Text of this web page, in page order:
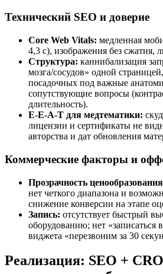
Технический SEO и доверие
Core Web Vitals: медленная
4,3 c), изображения без сжатия,
Структура: каннибализация
мозга/сосудов» одной
посадочных под важные
сопутствующие вопросы
длительность).
E‑E‑A‑T для медтематики:
лицензии и сертификаты не
авторства и дат обновления
Коммерческие факторы и
Прозрачность
нет четкого диапазона и
снижение конверсии на этапе
Запись: отсутствует быстрый
оборудованию; нет «записаться
виджета «перезвоним за 30
Реализация: SEO +